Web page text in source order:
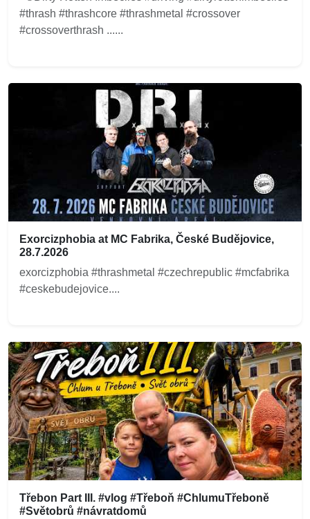
#thrash #thrashcore #thrashmetal #crossover
#crossoverthrash ......
Exorcizphobia at MC Fabrika, České Budějovice,
28.7.2026
exorcizphobia #thrashmetal #czechrepublic #mcfabrika
#ceskebudejovice....
Třebon Part III. #vlog #Třeboň #ChlumuTřeboně
#Světobrů #návratdomů